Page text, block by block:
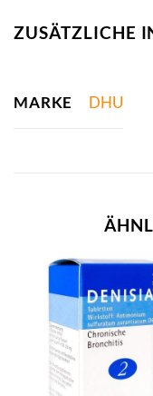
ZUSÄTZLICHE
MARKE DHU